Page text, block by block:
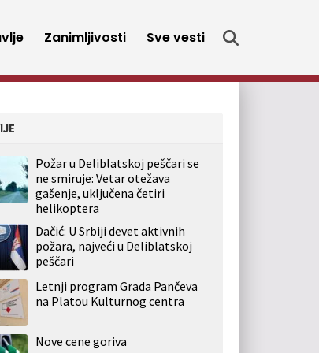
Zanimljivosti Sve vesti
Požar u Deliblatskoj peščari se
ne smiruje: Vetar otežava
gašenje, uključena četiri
helikoptera
Dačić: U Srbiji devet aktivnih
požara, najveći u Deliblatskoj
peščari
Letnji program Grada Pančeva
na Platou Kulturnog centra
Nove cene goriva